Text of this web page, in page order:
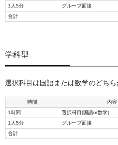
1人5分
グループ面接
合計
学科型
選択科目は国語または数学のどちら
時間 内容
1時間
選択科目(国語or数学)
1人5分
グループ面接
合計